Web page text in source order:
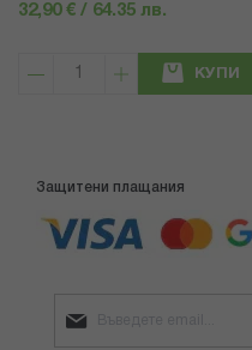
32,90 € / 64.35 лв.
КУПИ
Защитени плащания